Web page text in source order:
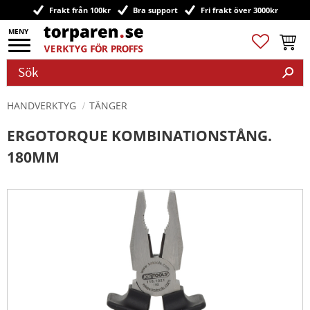
Meny
Frakt från 100kr Bra support Fri frakt över 3000kr
Favoriter
HANDVERKTYG TÄNGER
ERGOTORQUE KOMBINATIONSTÅNG.
180MM